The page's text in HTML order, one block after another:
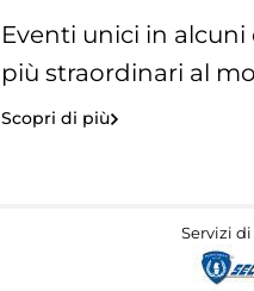
Eventi unici in
più straordinari al
Scopri di più
Servizi